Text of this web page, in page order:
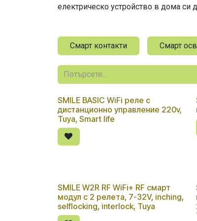
електрическо устройство в дома си
Смарт контакти Смарт
SMILE BASIC WiFi реле с
дистанционно управление 220v,
Tuya, Smart life
SMILE W2R RF WiFi+ RF смарт
модул с 2 релета, 7-32V, inching,
selflocking, interlock, Tuya